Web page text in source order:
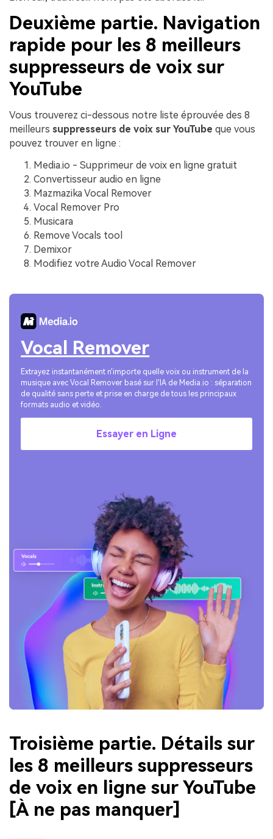
Deuxième partie. Navigation
rapide pour les 8 meilleurs
suppresseurs de voix sur
YouTube
Vous trouverez ci-dessous notre liste éprouvée des 8
meilleurs suppresseurs de voix sur YouTube que vous
pouvez trouver en ligne :
Media.io - Supprimeur de voix en ligne gratuit
Convertisseur audio en ligne
Mazmazika Vocal Remover
Vocal Remover Pro
Musicara
Remove Vocals tool
Demixor
Modifiez votre Audio Vocal Remover
Vocal Remover
Extrayez instantanément n'importe quelle voix ou instrument de la
musique avec Vocal Remover basé sur l'IA de Media.io : séparation
de qualité sans perte et prise en charge de tous les principaux
formats audio et vidéo.
Essayer en Ligne
Troisième partie. Détails sur
les 8 meilleurs suppresseurs
de voix en ligne sur YouTube
[À ne pas manquer]